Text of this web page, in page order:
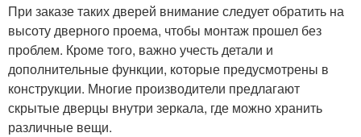
При заказе таких дверей внимание следует обратить на
высоту дверного проема, чтобы монтаж прошел без
проблем. Кроме того, важно учесть детали и
дополнительные функции, которые предусмотрены в
конструкции. Многие производители предлагают
скрытые дверцы внутри зеркала, где можно хранить
различные вещи.